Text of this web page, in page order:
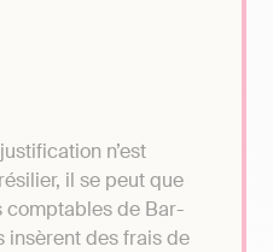
n’est
il se peut que
comptables de Bar-
insèrent des frais de